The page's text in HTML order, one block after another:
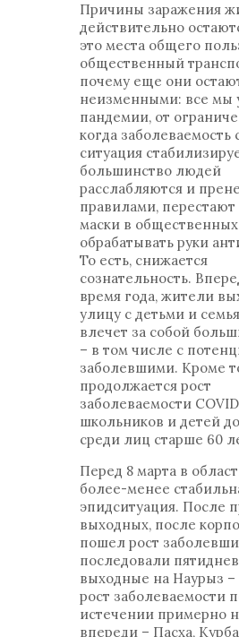
Причины заражения
действительно
это места общего
общественный
почему еще они
неизменными: все мы
пандемии, от
когда заболеваемость
ситуация
большинство людей
расслабляются и
правилами, перестают
маски в общественных
обрабатывать руки
То есть, снижается
сознательность.
время года, жители
улицу с детьми и
влечет за собой
– в том числе с
заболевшими. Кроме
продолжается рост
заболеваемости
школьников и детей
среди лиц старше 60
Перед 8 марта в
более-менее
эпидситуация. После
выходных, после
пошел рост
последовали
выходные на Наурыз –
рост заболеваемости
истечении примерно
впереди – Пасха,